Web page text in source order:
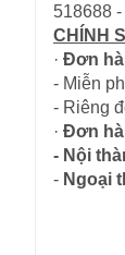
518688
CHÍNH
· Đơn
- Miễn
- Riêng
· Đơn
- Nội
- Ngoại